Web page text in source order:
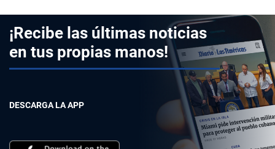
¡Recibe las últimas noticias
en tus propias manos!
DESCARGA LA APP